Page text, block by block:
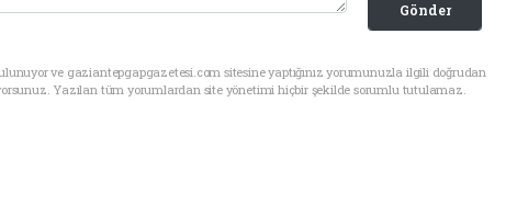
Gönder
ve gaziantepgapgazetesi.com sitesine yaptığınız yorumunuzla ilgili doğrudan
Yazılan tüm yorumlardan site yönetimi hiçbir şekilde sorumlu tutulamaz.